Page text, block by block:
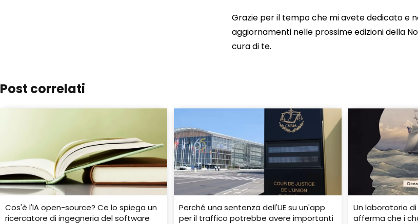
Grazie per il tempo che mi avete dedicato e
aggiornamenti nelle prossime edizioni della
cura di te.
Post correlati
Cos'è l'IA open-source? Ce lo spiega un
ricercatore di ingegneria del software
Perché una sentenza dell'UE su un'app
per il traffico potrebbe avere importanti
Un laboratorio
afferma che i